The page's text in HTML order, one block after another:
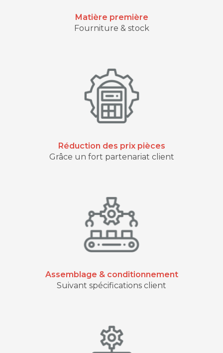
Matière première
Fourniture & stock
Réduction des prix pièces
Grâce un fort partenariat client
Assemblage & conditionnement
Suivant spécifications client